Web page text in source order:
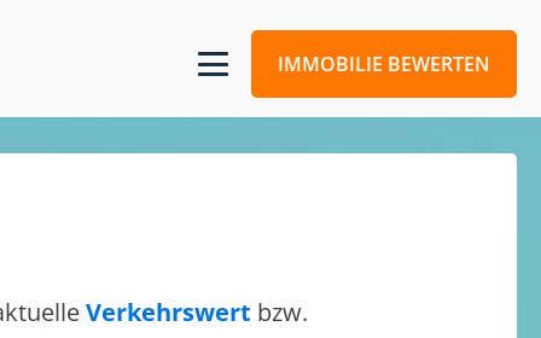
IMMOBILIE BEWERTEN
Verkehrswert bzw.